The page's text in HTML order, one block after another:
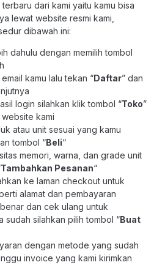
dari kami yaitu kamu bisa
lewat website resmi kami,
dibawah ini:
dahulu dengan memilih tombol
kamu lalu tekan “Daftar” dan
login silahkan klik tombol “Toko”
kami
atau unit sesuai yang kamu
tombol “Beli“
memori, warna, dan grade unit
Tambahkan Pesanan“
ke laman checkout untuk
alamat dan pembayaran
dan cek ulang untuk
sudah silahkan pilih tombol “Buat
dengan metode yang sudah
invoice yang kami kirimkan